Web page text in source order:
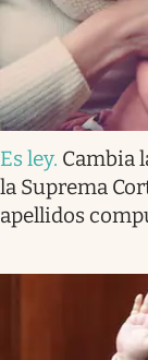
Es ley. Cambia
la Suprema
apellidos